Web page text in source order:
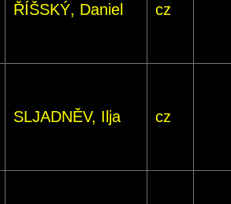
ŘÍŠSKÝ, Daniel cz
SLJADNĚV, Ilja cz